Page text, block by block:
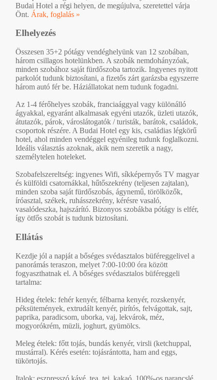
Budai Hotel a régi helyen, de megújulva, szeretettel várja
Önt. Árak, foglalás »
Elhelyezés
Összesen 35+2 pótágy vendéghelyünk van 12 szobában,
három csillagos hotelünkben. A szobák nemdohányzóak,
minden szobához saját fürdőszoba tartozik. Ingyenes nyitott
parkolót tudunk biztosítani, a fizetős zárt garázsba egyszerre
három autó fér be. Háziállatokat nem tudunk fogadni.
Az 1-4 férőhelyes szobák, franciaággyal vagy különálló
ágyakkal, egyaránt alkalmasak egyéni utazók, üzleti utazók,
átutazók, párok, városlátogatók / turisták, barátok, családok,
csoportok részére. A Budai Hotel egy kis, családias légkörű
hotel, ahol minden vendéggel egyénileg tudunk foglalkozni.
Ideális választás azoknak, akik nem szeretik a nagy,
személytelen hoteleket.
Szobafelszereltség: ingyenes Wifi, síkképernyős TV magyar
és külföldi csatornákkal, hűtőszekrény (teljesen zajtalan),
minden szoba saját fürdőszobás, ágynemű, törölközők,
íróasztal, székek, ruhásszekrény, kérésre vasaló,
vasalódeszka, hajszárító. Bizonyos szobákba pótágy is elfér,
így ötfős szobát is tudunk biztosítani.
Ellátás
Kezdje jól a napját a bőséges svédasztalos büféreggelivel a
panorámás teraszon, melyet 7:00-10:00 óra között
fogyaszthatnak el. A bőséges svédasztalos büféreggeli
tartalma:
Hideg ételek: fehér kenyér, félbarna kenyér, rozskenyér,
péksütemények, extrudált kenyér, pirítós, felvágottak, sajt,
paprika, paradicsom, uborka, vaj, lekvárok, méz,
mogyorókrém, müzli, joghurt, gyümölcs.
Meleg ételek: főtt tojás, bundás kenyér, virsli (ketchuppal,
mustárral). Kérés esetén: tojásrántotta, ham and eggs,
tükörtojás.
Italok: eszpresszó kávé, tea, tej, kakaó, 100%-os narancslé.